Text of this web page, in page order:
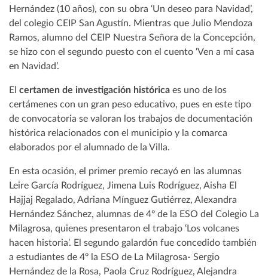
Hernández (10 años), con su obra ‘Un deseo para Navidad’,
del colegio CEIP San Agustín. Mientras que Julio Mendoza
Ramos, alumno del CEIP Nuestra Señora de la Concepción,
se hizo con el segundo puesto con el cuento ‘Ven a mi casa
en Navidad’.
El certamen de investigación histórica es uno de los
certámenes con un gran peso educativo, pues en este tipo
de convocatoria se valoran los trabajos de documentación
histórica relacionados con el municipio y la comarca
elaborados por el alumnado de la Villa.
En esta ocasión, el primer premio recayó en las alumnas
Leire García Rodríguez, Jimena Luis Rodríguez, Aisha El
Hajjaj Regalado, Adriana Mínguez Gutiérrez, Alexandra
Hernández Sánchez, alumnas de 4º de la ESO del Colegio La
Milagrosa, quienes presentaron el trabajo ‘Los volcanes
hacen historia’. El segundo galardón fue concedido también
a estudiantes de 4º la ESO de La Milagrosa- Sergio
Hernández de la Rosa, Paola Cruz Rodríguez, Alejandra